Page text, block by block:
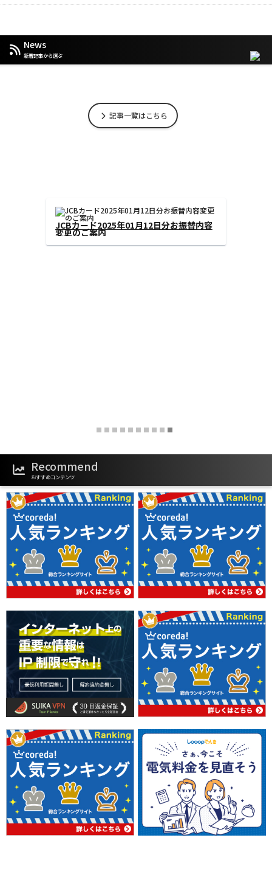
News
新着記事から選ぶ
記事一覧はこちら
JCBカード2025年01月12日分お振替内容
変更のご案内
Recommend
おすすめコンテンツ